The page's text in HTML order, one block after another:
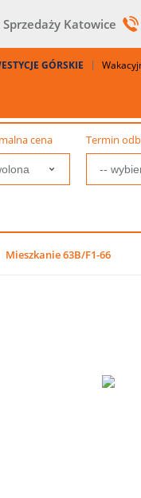
Katowice
GÓRSKIE
cena Termin
Mieszkanie 63B/F1-66